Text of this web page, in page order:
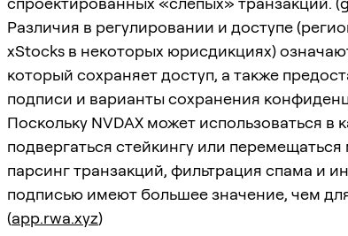
Различия в регулировании и доступе
xStocks в некоторых юрисдикциях)
который сохраняет доступ, а также
подписи и варианты сохранения
Поскольку NVDAX может использоваться в
подвергаться стейкингу или
парсинг транзакций, фильтрация спама и
подписью имеют большее значение, чем
(app.rwa.xyz)